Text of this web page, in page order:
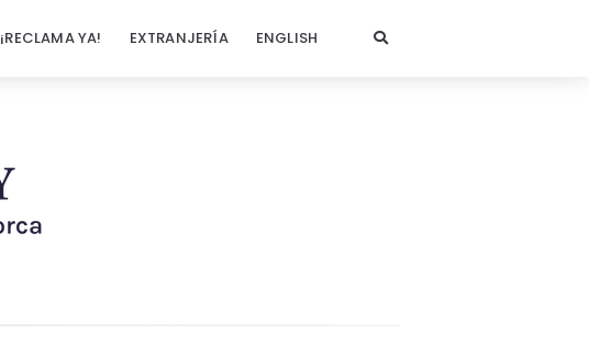
¡RECLAMA YA! EXTRANJERÍA ENGLISH